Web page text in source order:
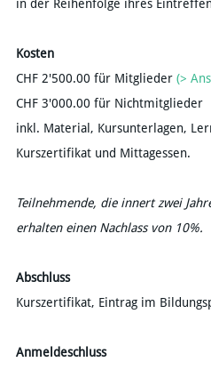
in der Reihenfolge ihres
Kosten
​CHF 2'500.00 für Mitglieder (>
CHF 3'000.00 für Nichtmitglieder
inkl. Material, Kursunterlagen,
Kurszertifikat und Mittagessen.
Teilnehmende, die innert zwei
erhalten einen Nachlass von 10%.
Abschluss
Kurszertifikat, Eintrag im
Anmeldeschluss